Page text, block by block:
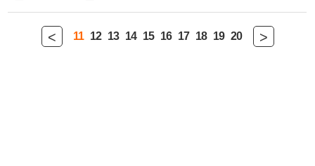
< 11 12 13 14 15 16 17 18 19 20 >